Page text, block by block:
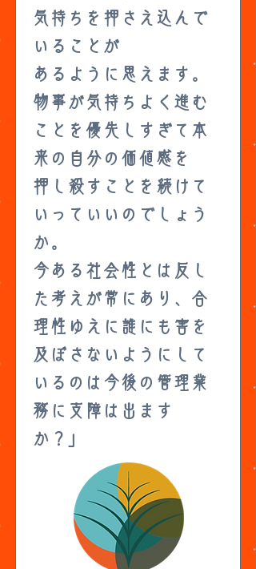
気持ちを押さえ込んで
いることが
あるように思えます。
物事が気持ちよく進む
ことを優先しすぎて本
来の自分の価値感を
押し殺すことを続けて
いっていいのでしょう
か。
今ある社会性とは反し
た考えが常にあり、合
理性ゆえに誰にも害を
及ぼさないようにして
いるのは今後の管理業
務に支障は出ます
か？」